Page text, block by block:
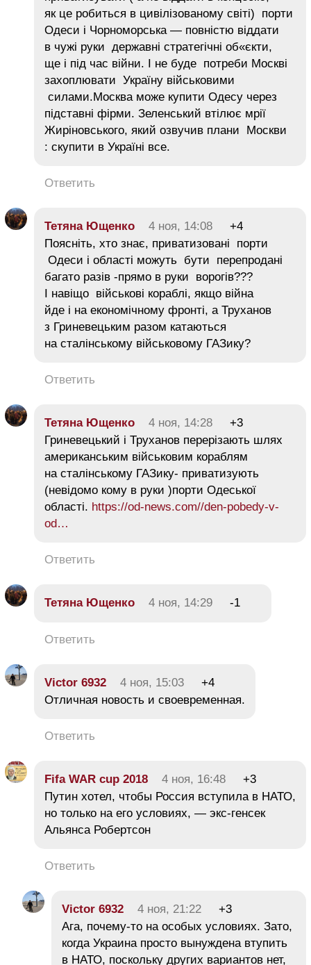
як це робиться в цивілізованому світі) порти
Одеси і Чорноморська — повністю віддати
в чужі руки державні стратегічні об«єкти,
ще і під час війни. І не буде потреби Москві
захоплювати Україну військовими
силами.Москва може купити Одесу через
підставні фірми. Зеленський втілює мрії
Жиріновського, який озвучив плани Москви
: скупити в Україні все.
Ответить
Тетяна Ющенко 4 ноя, 14:08
+4
Поясніть, хто знає, приватизовані порти
Одеси і області можуть бути перепродані
багато разів -прямо в руки ворогів???
І навіщо військові кораблі, якщо війна
йде і на економічному фронті, а Труханов
з Гриневецьким разом катаються
на сталінському військовому ГАЗику?
Ответить
Тетяна Ющенко 4 ноя, 14:28
+3
Гриневецький і Труханов перерізають шлях
американським військовим кораблям
на сталінському ГАЗику- приватизують
(невідомо кому в руки )порти Одеської
області. https://od-news.com//den-pobedy-v-
od…
Ответить
Тетяна Ющенко 4 ноя, 14:29 -1
Ответить
Victor 6932 4 ноя, 15:03
+4
Отличная новость и своевременная.
Ответить
Fifa WAR cup 2018 4 ноя, 16:48
+3
Путин хотел, чтобы Россия вступила в НАТО,
но только на его условиях, — экс-генсек
Альянса Робертсон
Ответить
Victor 6932 4 ноя, 21:22
+3
Ага, почему-то на особых условиях. Зато,
когда Украина просто вынуждена втупить
в НАТО, поскольку других вариантов нет,